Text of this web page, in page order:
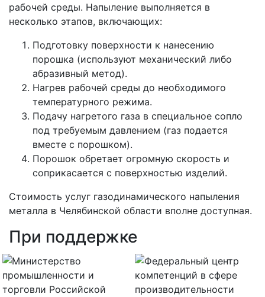
рабочей среды. Напыление выполняется в
несколько этапов, включающих:
Подготовку поверхности к нанесению
порошка (используют механический либо
абразивный метод).
Нагрев рабочей среды до необходимого
температурного режима.
Подачу нагретого газа в специальное сопло
под требуемым давлением (газ подается
вместе с порошком).
Порошок обретает огромную скорость и
соприкасается с поверхностью изделий.
Стоимость услуг газодинамического напыления
металла в Челябинской области вполне доступная.
При поддержке